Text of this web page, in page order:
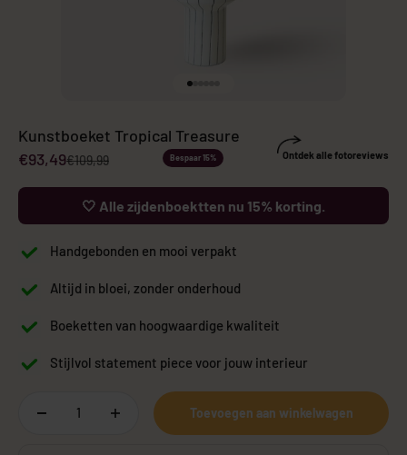
Kunstboeket Tropical Treasure
Aanbiedingsprijs
€93,49Normale prijs
€109,99 Bespaar 15% Ontdek alle fotoreviews
🤍 Alle zijdenboektten nu 15% korting.
Handgebonden en mooi verpakt
Altijd in bloei, zonder onderhoud
Boeketten van hoogwaardige kwaliteit
Stijlvol statement piece voor jouw interieur
Toevoegen aan winkelwagen